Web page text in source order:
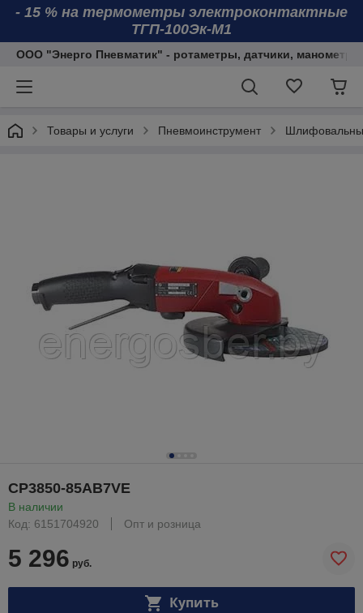
- 15 % на термометры электроконтактные
ТГП-100Эк-М1
ООО "Энерго Пневматик" - ротаметры, датчики,
Товары и услуги Пневмоинструмент
CP3850-85AB7VE
В наличии
Код: 6151704920
Опт и розница
5 296 руб.
Купить